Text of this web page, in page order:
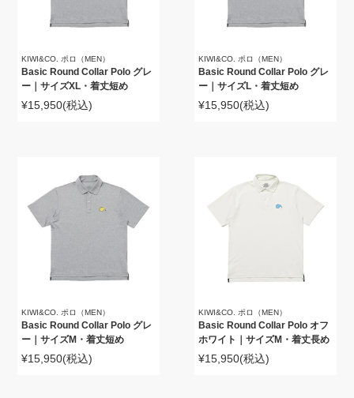
KIWI&CO. ポロ（MEN）
Basic Round Collar Polo グレ
ー｜サイズXL・着丈短め
¥15,950(税込)
KIWI&CO. ポロ（MEN）
Basic Round Collar Polo グレ
ー｜サイズL・着丈短め
¥15,950(税込)
KIWI&CO. ポロ（MEN）
Basic Round Collar Polo グレ
ー｜サイズM・着丈短め
¥15,950(税込)
KIWI&CO. ポロ（MEN）
Basic Round Collar Polo オフ
ホワイト｜サイズM・着丈長め
¥15,950(税込)